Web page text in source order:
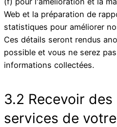
Web et la préparation de
statistiques pour améliorer
Ces détails seront rendus
possible et vous ne serez
informations collectées.
3.2 Recevoir
services de